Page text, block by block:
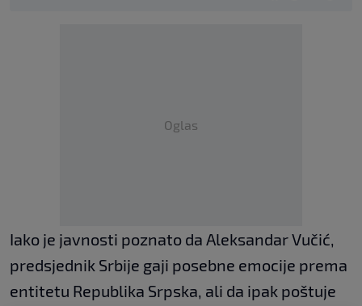
Oglas
Iako je javnosti poznato da Aleksandar Vučić,
predsjednik Srbije gaji posebne emocije prema
entitetu Republika Srpska, ali da ipak poštuje